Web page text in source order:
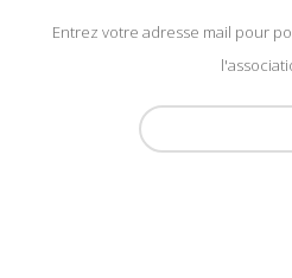
Entrez votre adresse mail pour